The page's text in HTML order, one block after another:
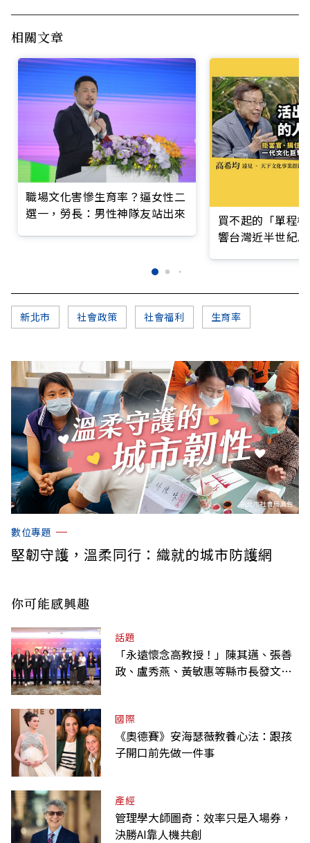
相關文章
職場文化害慘生育率？逼女性二
選一，勞長：男性神隊友站出來
買不起的「單程
響台灣近半世紀
新北市 社會政策 社會福利 生育率
數位專題
堅韌守護，溫柔同行：織就的城市防護網
你可能感興趣
話題
「永遠懷念高教授！」陳其邁、張善
政、盧秀燕、黃敏惠等縣市長發文弔
國際
《奧德賽》安海瑟薇教養心法：跟孩
子開口前先做一件事
產經
管理學大師圖奇：效率只是入場券，
決勝AI靠人機共創